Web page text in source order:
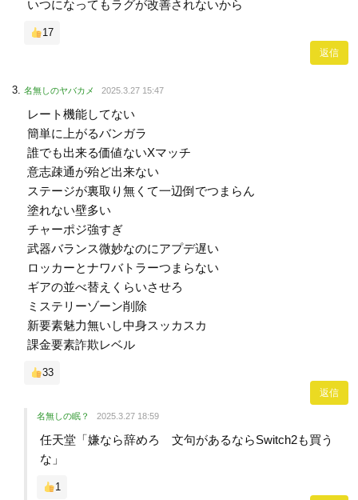
いつになってもラグが改善されないから
17
返信
名無しのヤバカメ 2025.3.27 15:47
レート機能してない
簡単に上がるバンガラ
誰でも出来る価値ないXマッチ
意志疎通が殆ど出来ない
ステージが裏取り無くて一辺倒でつまらん
塗れない壁多い
チャーポジ強すぎ
武器バランス微妙なのにアプデ遅い
ロッカーとナワバトラーつまらない
ギアの並べ替えくらいさせろ
ミステリーゾーン削除
新要素魅力無いし中身スッカスカ
課金要素詐欺レベル
33
返信
名無しの眠？ 2025.3.27 18:59
任天堂「嫌なら辞めろ 文句があるならSwitch2も買う
な」
1